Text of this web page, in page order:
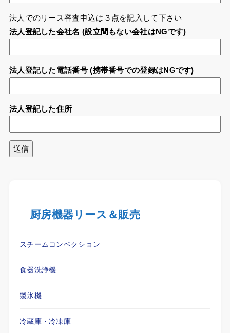
法人でのリース審査申込は３点を記入して下さい
法人登記した会社名 (設立間もない会社はNGです)
法人登記した電話番号 (携帯番号での登録はNGです)
法人登記した住所
厨房機器リース＆販売
スチームコンベクション
食器洗浄機
製氷機
冷蔵庫・冷凍庫